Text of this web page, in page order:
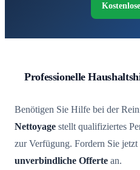
Professionelle
Benötigen Sie Hilfe bei der
Nettoyage stellt qualifiziertes
zur Verfügung. Fordern Sie jetzt
unverbindliche Offerte an.